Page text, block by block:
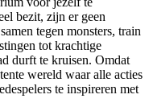
bezit, zijn er geen
tegen monsters, train
tot krachtige
durft te kruisen. Omdat
wereld waar alle acties
te inspireren met